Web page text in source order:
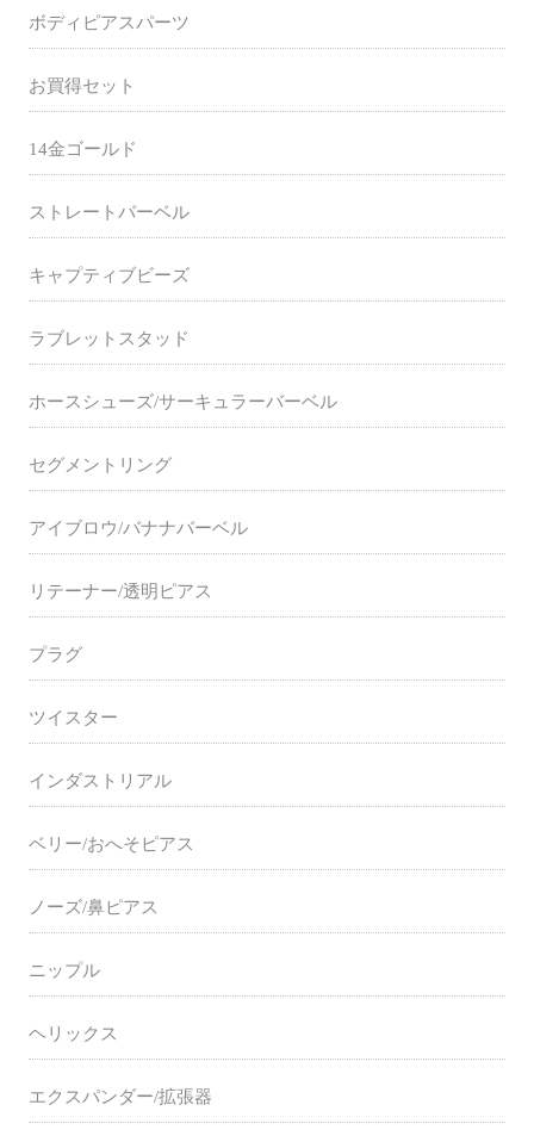
ボディピアスパーツ
お買得セット
14金ゴールド
ストレートバーベル
キャプティブビーズ
ラブレットスタッド
ホースシューズ/サーキュラーバーベル
セグメントリング
アイブロウ/バナナバーベル
リテーナー/透明ピアス
プラグ
ツイスター
インダストリアル
ベリー/おへそピアス
ノーズ/鼻ピアス
ニップル
ヘリックス
エクスパンダー/拡張器